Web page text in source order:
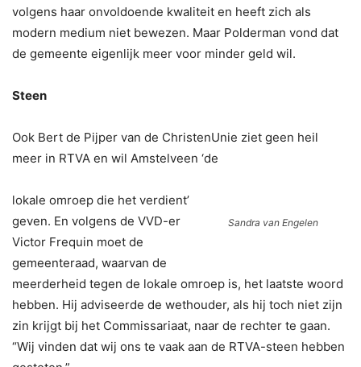
volgens haar onvoldoende kwaliteit en heeft zich als
modern medium niet bewezen. Maar Polderman vond dat
de gemeente eigenlijk meer voor minder geld wil.
Steen
Ook Bert de Pijper van de ChristenUnie ziet geen heil
meer in RTVA en wil Amstelveen ‘de
Sandra van Engelen
lokale omroep die het verdient’
geven. En volgens de VVD-er
Victor Frequin moet de
gemeenteraad, waarvan de
meerderheid tegen de lokale omroep is, het laatste woord
hebben. Hij adviseerde de wethouder, als hij toch niet zijn
zin krijgt bij het Commissariaat, naar de rechter te gaan.
“Wij vinden dat wij ons te vaak aan de RTVA-steen hebben